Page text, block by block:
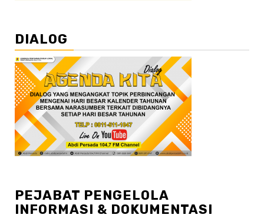
DIALOG
PEJABAT PENGELOLA
INFORMASI & DOKUMENTASI